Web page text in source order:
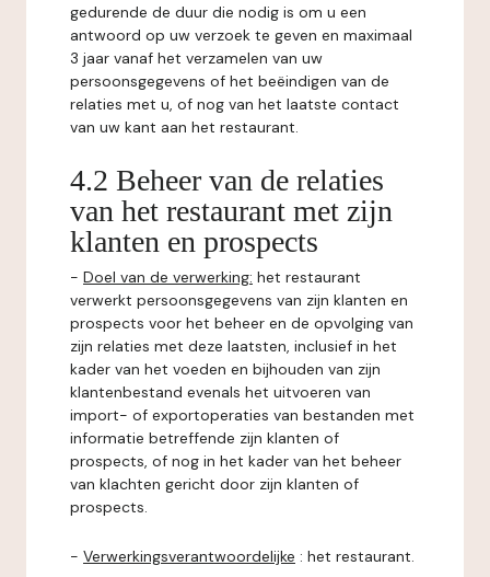
gedurende de duur die nodig is om u een
antwoord op uw verzoek te geven en maximaal
3 jaar vanaf het verzamelen van uw
persoonsgegevens of het beëindigen van de
relaties met u, of nog van het laatste contact
van uw kant aan het restaurant.
4.2 Beheer van de relaties
van het restaurant met zijn
klanten en prospects
- Doel van de verwerking: het restaurant
verwerkt persoonsgegevens van zijn klanten en
prospects voor het beheer en de opvolging van
zijn relaties met deze laatsten, inclusief in het
kader van het voeden en bijhouden van zijn
klantenbestand evenals het uitvoeren van
import- of exportoperaties van bestanden met
informatie betreffende zijn klanten of
prospects, of nog in het kader van het beheer
van klachten gericht door zijn klanten of
prospects.
- Verwerkingsverantwoordelijke : het restaurant.